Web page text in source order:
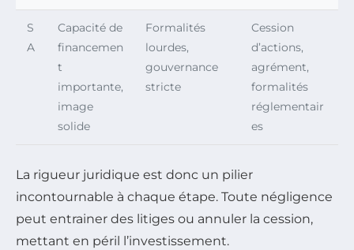
S
A
Capacité de
financemen
t
importante,
image
solide
Formalités
lourdes,
gouvernance
stricte
Cession
d’actions,
agrément,
formalités
réglementair
es
La rigueur juridique est donc un pilier
incontournable à chaque étape. Toute négligence
peut entrainer des litiges ou annuler la cession,
mettant en péril l’investissement.